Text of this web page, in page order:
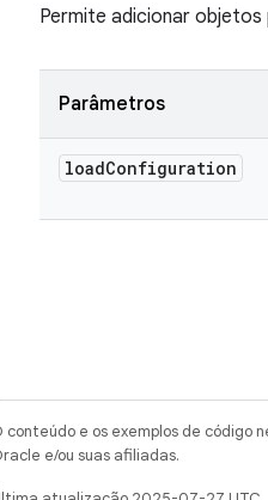
Permite adicionar
Parâmetros
loadConfiguration
conteúdo e os exemplos de código
e/ou suas afiliadas.